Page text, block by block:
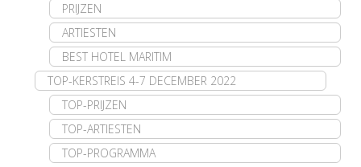
PRIJZEN
ARTIESTEN
BEST HOTEL MARITIM
TOP-KERSTREIS 4-7 DECEMBER 2022
TOP-PRIJZEN
TOP-ARTIESTEN
TOP-PROGRAMMA